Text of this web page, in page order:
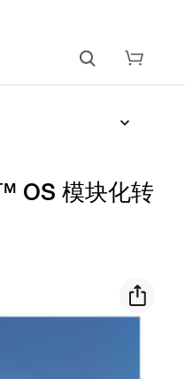
OS 模块化转